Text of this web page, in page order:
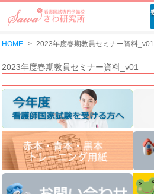
HOME 2023年度春期教員セミナー資料_v01
2023年度春期教員セミナー資料_v01